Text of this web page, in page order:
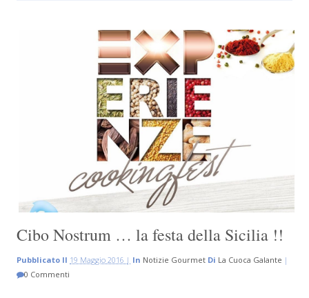
Cibo Nostrum … la festa della Sicilia !!
Pubblicato Il 19 Maggio 2016 | In Notizie Gourmet Di La Cuoca Galante |
0 Commenti